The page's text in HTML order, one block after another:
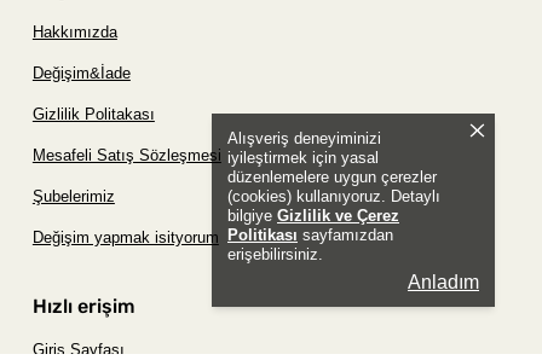
Alışveriş deneyiminizi
iyileştirmek için yasal
düzenlemelere uygun çerezler
(cookies) kullanıyoruz. Detaylı
bilgiye Gizlilik ve Çerez
Politikası sayfamızdan
erişebilirsiniz.
Anladım
Hakkımızda
Değişim&İade
Gizlilik Politakası
Mesafeli Satış Sözleşmesi
Şubelerimiz
Değişim yapmak isityorum
Hızlı erişim
Giriş Sayfası